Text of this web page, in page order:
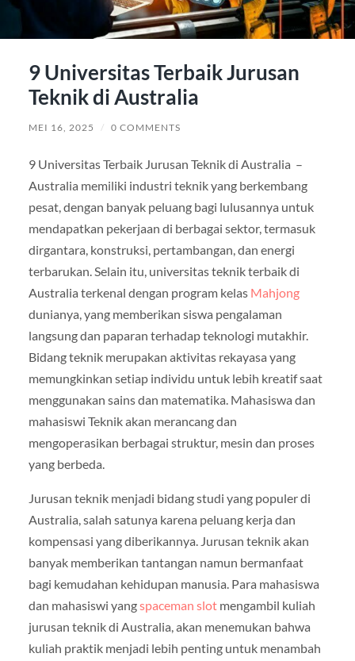
9 Universitas Terbaik Jurusan
Teknik di Australia
MEI 16, 2025 / 0 COMMENTS
9 Universitas Terbaik Jurusan Teknik di Australia –
Australia memiliki industri teknik yang berkembang
pesat, dengan banyak peluang bagi lulusannya untuk
mendapatkan pekerjaan di berbagai sektor, termasuk
dirgantara, konstruksi, pertambangan, dan energi
terbarukan. Selain itu, universitas teknik terbaik di
Australia terkenal dengan program kelas Mahjong
dunianya, yang memberikan siswa pengalaman
langsung dan paparan terhadap teknologi mutakhir.
Bidang teknik merupakan aktivitas rekayasa yang
memungkinkan setiap individu untuk lebih kreatif saat
menggunakan sains dan matematika. Mahasiswa dan
mahasiswi Teknik akan merancang dan
mengoperasikan berbagai struktur, mesin dan proses
yang berbeda.
Jurusan teknik menjadi bidang studi yang populer di
Australia, salah satunya karena peluang kerja dan
kompensasi yang diberikannya. Jurusan teknik akan
banyak memberikan tantangan namun bermanfaat
bagi kemudahan kehidupan manusia. Para mahasiswa
dan mahasiswi yangspaceman slotmengambil kuliah
jurusan teknik di Australia, akan menemukan bahwa
kuliah praktik menjadi lebih penting untuk menambah